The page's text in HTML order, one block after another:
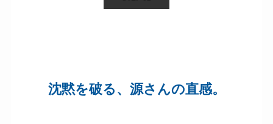
沈黙を破る、源さんの直感。